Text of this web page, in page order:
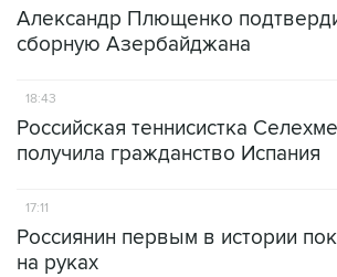
Александр Плющенко
сборную Азербайджана
18:43
Российская теннисистка
получила гражданство Испания
17:11
Россиянин первым в истории
на руках